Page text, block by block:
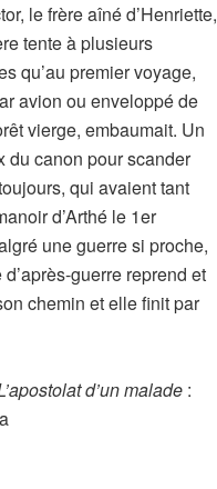
le frère aîné d’Henriette,
tente à plusieurs
qu’au premier voyage,
avion ou enveloppé de
vierge, embaumait. Un
du canon pour scander
qui avaient tant
d’Arthé le 1er
une guerre si proche,
guerre reprend et
chemin et elle finit par
d’un malade :